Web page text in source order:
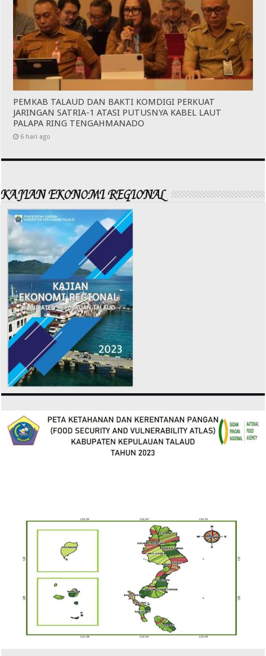
PEMKAB TALAUD DAN BAKTI KOMDIGI PERKUAT
JARINGAN SATRIA-1 ATASI PUTUSNYA KABEL LAUT
PALAPA RING TENGAHMANADO
6 hari ago
KAJIAN EKONOMI REGIONAL